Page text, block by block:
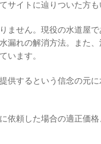
サイトに辿りついた方
ません。現役の水道屋
漏れの解消方法。また
います。
供するという信念の元
依頼した場合の適正価